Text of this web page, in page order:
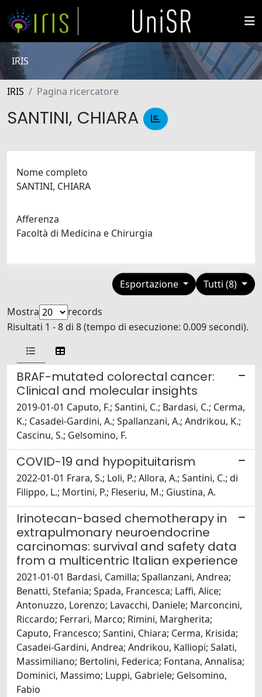
IRIS
IRIS Pagina ricercatore
SANTINI, CHIARA
Nome completo
SANTINI, CHIARA
Afferenza
Facoltà di Medicina e Chirurgia
Tutti (8)
Esportazione
Mostra
records
Risultati 1 - 8 di 8 (tempo di esecuzione: 0.009 secondi).
BRAF-mutated colorectal cancer:
Clinical and molecular insights
2019-01-01 Caputo, F.; Santini, C.; Bardasi, C.; Cerma,
K.; Casadei-Gardini, A.; Spallanzani, A.; Andrikou, K.;
Cascinu, S.; Gelsomino, F.
COVID-19 and hypopituitarism
2022-01-01 Frara, S.; Loli, P.; Allora, A.; Santini, C.; di
Filippo, L.; Mortini, P.; Fleseriu, M.; Giustina, A.
Irinotecan-based chemotherapy in
extrapulmonary neuroendocrine
carcinomas: survival and safety data
from a multicentric Italian experience
2021-01-01 Bardasi, Camilla; Spallanzani, Andrea;
Benatti, Stefania; Spada, Francesca; Laffi, Alice;
Antonuzzo, Lorenzo; Lavacchi, Daniele; Marconcini,
Riccardo; Ferrari, Marco; Rimini, Margherita;
Caputo, Francesco; Santini, Chiara; Cerma, Krisida;
Casadei-Gardini, Andrea; Andrikou, Kalliopi; Salati,
Massimiliano; Bertolini, Federica; Fontana, Annalisa;
Dominici, Massimo; Luppi, Gabriele; Gelsomino,
Fabio